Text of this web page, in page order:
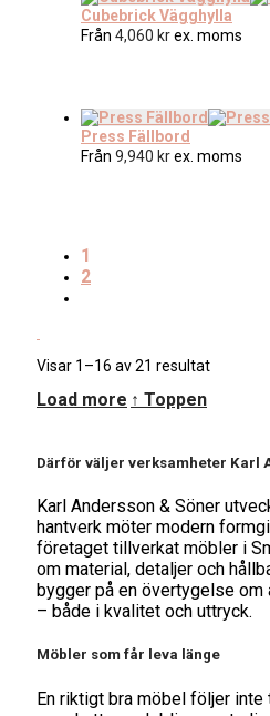
Cubebrick Vägghylla
Från 4,060 krex. moms
Press Fällbord
Från 9,940 krex. moms
1
2
Visar 1–16 av 21 resultatSortera
Load more ↑ Toppen
Därför väljer verksamheter Karl
Karl Andersson & Söner
hantverk möter modern
företaget tillverkat möbler i
om material, detaljer och
bygger på en övertygelse
– både i kvalitet och uttryck.
Möbler som får leva länge
En riktigt bra möbel följer inte